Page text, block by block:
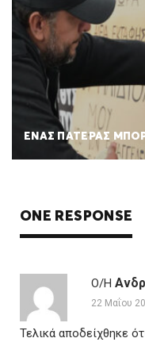
ΕΝΑΣ ΠΑΤΕΡΑΣ
ONE RESPONSE
Ο/Η
22 Μαΐου
Τελικά αποδείχθηκε